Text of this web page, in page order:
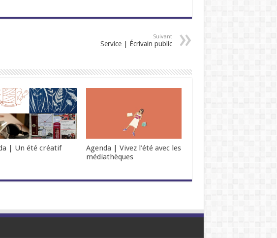
Suivant
Service | Écrivain public
| Un été créatif
Agenda | Vivez l’été avec les
médiathèques